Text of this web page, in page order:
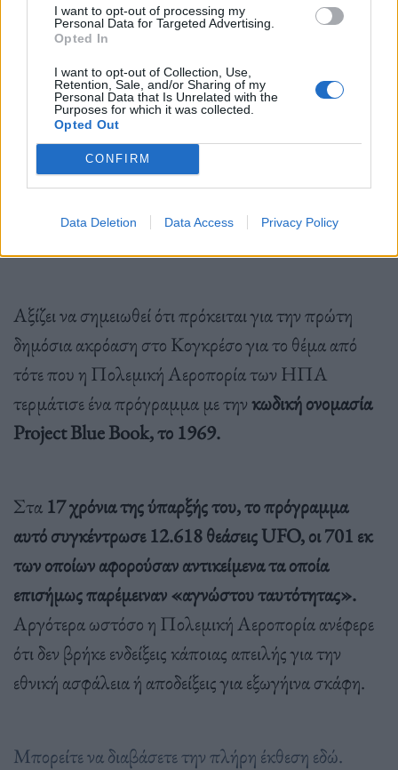
I want to opt-out of processing my
Personal Data for Targeted Advertising.
Opted In
I want to opt-out of Collection, Use,
Retention, Sale, and/or Sharing of my
Personal Data that Is Unrelated with the
Purposes for which it was collected.
Opted Out
CONFIRM
Data Deletion Data Access Privacy Policy
Πάντως, σύμφωνα με την έκθεση,
χρειάζονται περισσότερα δεδομένα και περαιτέρω
ανάλυση για να εξακριβώσουν αν πρόκειται για
κάποιο εξελιγμένο εναέριο σύστημα που ανέπτυξε
μυστικάη κυβέρνηση των ΗΠΑ ή μια εμπορική
εταιρεία ή κάποια ξένη δύναμη όπως η Κίνα ή η
Αξίζει να σημειωθεί ότι πρόκειται για την πρώτη
δημόσια ακρόαση στο Κογκρέσο για το θέμα από
τότε που η Πολεμική Αεροπορία των ΗΠΑ
τερμάτισε ένα πρόγραμμα με τηνκωδική ονομασία
Project Blue Book, το 1969.
Στα 17 χρόνια της ύπαρξής του, το πρόγραμμα
αυτό συγκέντρωσε 12.618 θεάσεις UFO, οι 701 εκ
των οποίων αφορούσαν αντικείμενα τα οποία
επισήμως παρέμειναν «αγνώστου ταυτότητας».
Αργότερα ωστόσο η Πολεμική Αεροπορία ανέφερε
ότι δεν βρήκε ενδείξεις κάποιας απειλής για την
εθνική ασφάλεια ή αποδείξεις για εξωγήινα σκάφη.
Μπορείτε να διαβάσετε την πλήρη έκθεση εδώ.